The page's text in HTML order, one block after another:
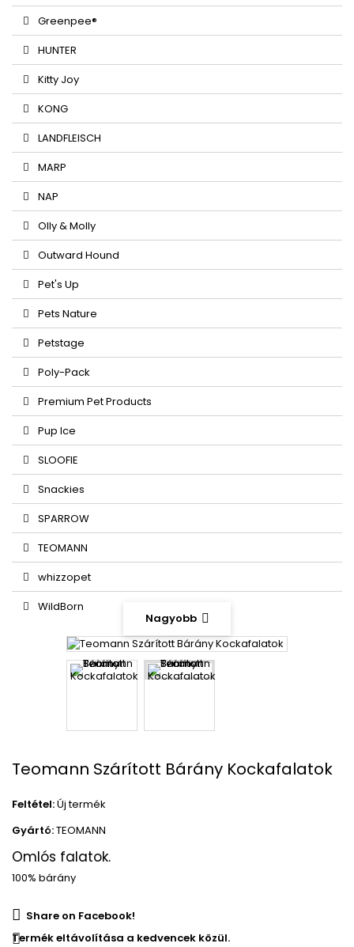
Greenpee®
HUNTER
Kitty Joy
KONG
LANDFLEISCH
MARP
NAP
Olly & Molly
Outward Hound
Pet's Up
Pets Nature
Petstage
Poly-Pack
Premium Pet Products
Pup Ice
SLOOFIE
Snackies
SPARROW
TEOMANN
whizzopet
WildBorn
Nagyobb
Teomann Szárított Bárány Kockafalatok
Feltétel:Új termék
Gyártó:TEOMANN
Omlós falatok.
100% bárány
Share on Facebook!
Termék eltávolítása a kedvencek közül.